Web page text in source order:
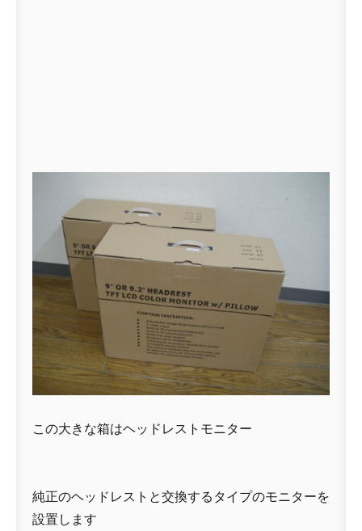
この大きな箱はヘッドレストモニター
純正のヘッドレストと交換するタイプのモニターを
設置します